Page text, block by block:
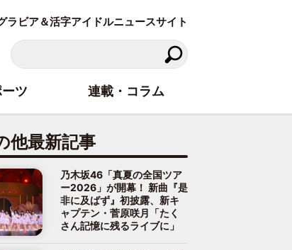
ビア＆活字アイドルニュースサイト
他最新記事
乃木坂46「真夏の全国ツア
ー2026」が開幕！ 新曲『是
非に及ばず』初披露、新キ
ャプテン・菅原咲月「たく
さん記憶に残るライブに」
ツ 連載・コラム